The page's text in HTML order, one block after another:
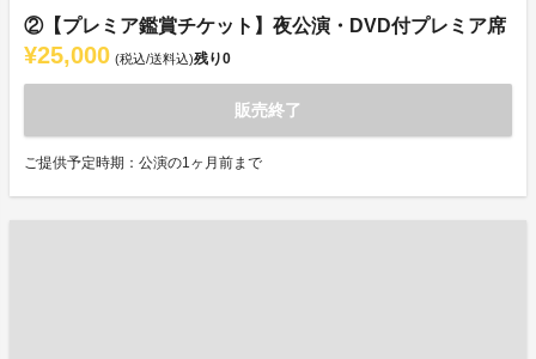
②【プレミア鑑賞チケット】夜公演・DVD付プレミア席
¥25,000 (税込/送料込)残り0
販売終了
ご提供予定時期：公演の1ヶ月前まで